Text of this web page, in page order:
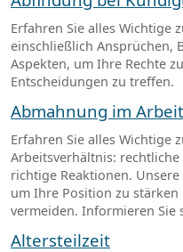
Erfahren Sie alles Wichtige
einschließlich Ansprüchen,
Aspekten, um Ihre Rechte
Entscheidungen zu treffen.
Abmahnung im
Erfahren Sie alles Wichtige
Arbeitsverhältnis:
richtige Reaktionen.
um Ihre Position zu
vermeiden. Informieren Sie
Altersteilzeit